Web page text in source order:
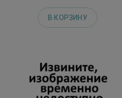
В КОРЗИНУ